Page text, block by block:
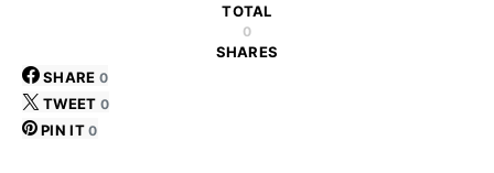
TOTAL
0
SHARES
SHARE 0
TWEET 0
PIN IT 0